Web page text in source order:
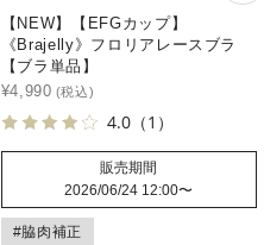
【NEW】【EFGカップ】
《Brajelly》フロリアレースブラ
【ブラ単品】
¥4,990
4.0（1）
販売期間
2026/06/24 12:00〜
#脇肉補正